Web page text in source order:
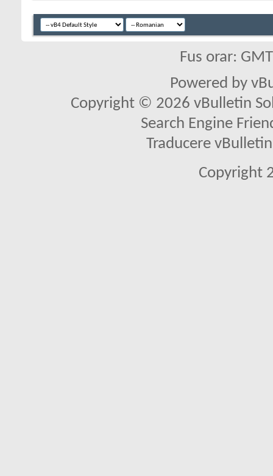
Fus orar:
Powered by
Copyright © 2026 vBulletin
Search Engine
Traducere
Copyright